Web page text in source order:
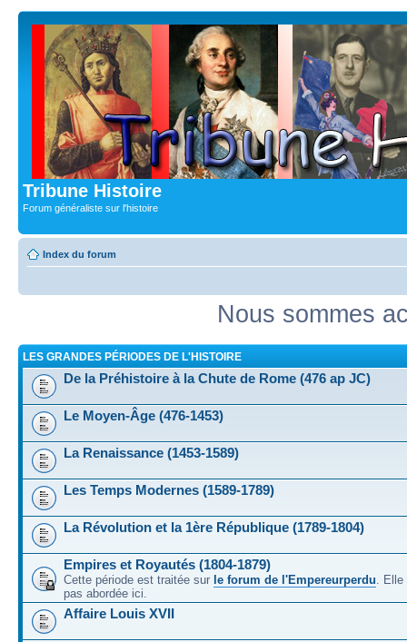
Tribune Histoire
Forum généraliste sur l'histoire
Index du forum
Nous sommes
LES GRANDES PÉRIODES DE L'HISTOIRE
De la Préhistoire à la Chute de Rome (476 ap JC)
Le Moyen-Âge (476-1453)
La Renaissance (1453-1589)
Les Temps Modernes (1589-1789)
La Révolution et la 1ère République (1789-1804)
Empires et Royautés (1804-1879)
Cette période est traitée sur le forum de l'Empereurperdu. Elle
pas abordée ici.
Affaire Louis XVII